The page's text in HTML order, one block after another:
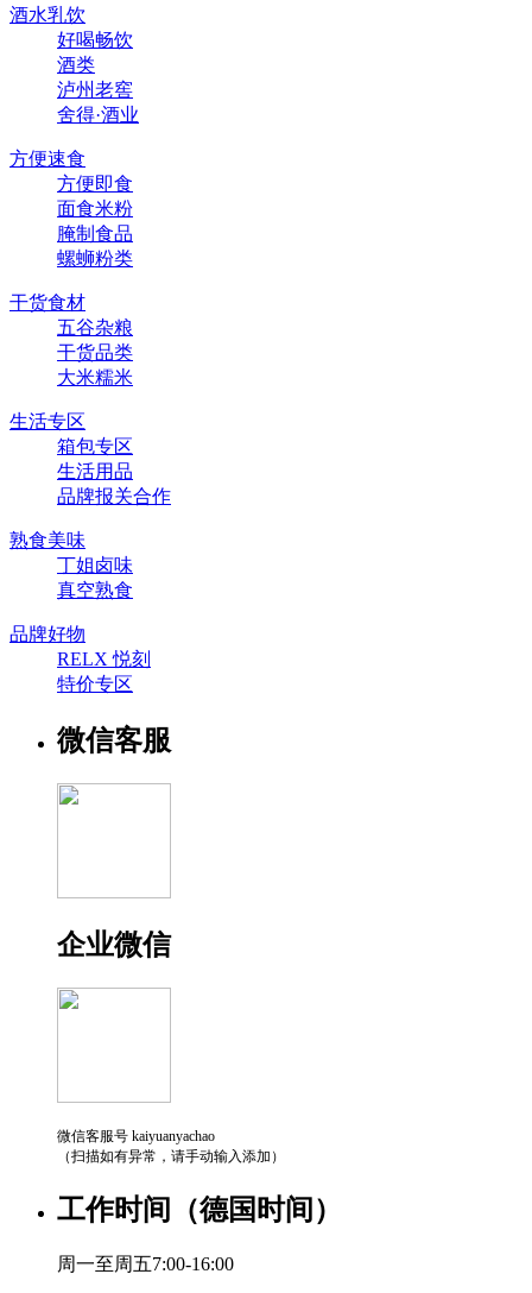
酒水乳饮
好喝畅饮
酒类
泸州老窖
舍得·酒业
方便速食
方便即食
面食米粉
腌制食品
螺蛳粉类
干货食材
五谷杂粮
干货品类
大米糯米
生活专区
箱包专区
生活用品
品牌报关合作
熟食美味
丁姐卤味
真空熟食
品牌好物
RELX 悦刻
特价专区
微信客服
企业微信
微信客服号 kaiyuanyachao
（扫描如有异常，请手动输入添加）
工作时间（德国时间）
周一至周五7:00-16:00